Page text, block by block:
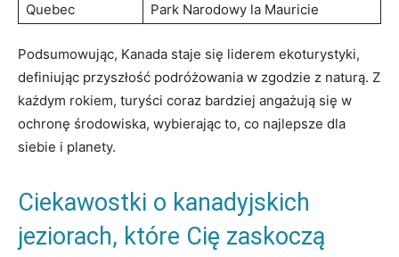
Quebec
Park Narodowy la Mauricie
Podsumowując, Kanada staje się liderem ekoturystyki,
definiując przyszłość podróżowania w zgodzie z ⁢naturą. Z
każdym rokiem, turyści coraz bardziej angażują ‌się w
ochronę ‍środowiska, wybierając to, co najlepsze​ dla
siebie ‌i ⁢planety.
Ciekawostki o kanadyjskich
⁣jeziorach, które Cię zaskoczą